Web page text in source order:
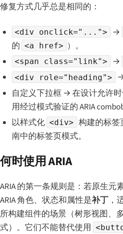
修复方式几乎总是相同的：
<div onclick="..."> →
的 <a href> ）。
<span class="link"> →
<div role="heading">
自定义下拉框 → 在设计允许
用经过模式验证的 ARIA
以样式化 <div> 构建的标签
南中的标签页模式。
何时使用 ARIA
ARIA 的第一条规则是：若原生元
ARIA 角色、状态和属性是补丁 ，
所构建组件的场景（树形视图、
式）。它们不能替代使用